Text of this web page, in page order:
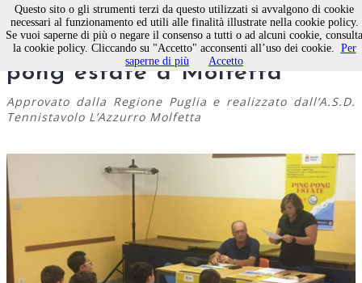
Successo del progetto ping
pong estate a Molfetta
Approvato dalla Regione Puglia e realizzato dall’A.S.D.
Tennistavolo L’Azzurro Molfetta
Questo sito o gli strumenti terzi da questo utilizzati si avvalgono di cookie
necessari al funzionamento ed utili alle finalità illustrate nella cookie policy.
Se vuoi saperne di più o negare il consenso a tutti o ad alcuni cookie, consulta
la cookie policy. Cliccando su "Accetto" acconsenti all’uso dei cookie. Per
saperne di più
Accetto